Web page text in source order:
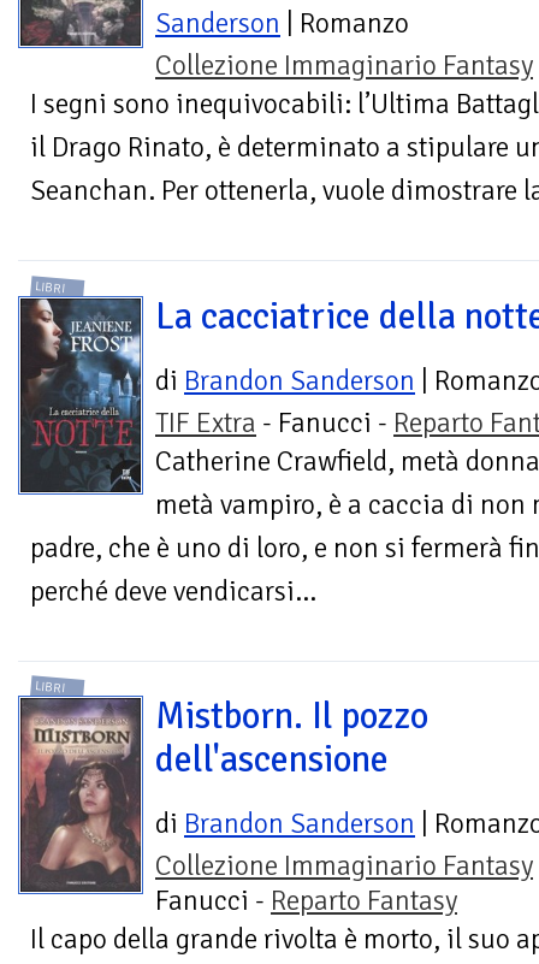
Sanderson | Romanzo
Collezione Immaginario Fantasy
I segni sono inequivocabili: l’Ultima
il Drago Rinato, è determinato a stipulare
Seanchan. Per ottenerla, vuole dimostrare
LIBRI
La cacciatrice della
di Brandon Sanderson |
TIF Extra - Fanucci - Reparto
Catherine Crawfield, metà
metà vampiro, è a caccia di non
padre, che è uno di loro, e non si fermerà
perché deve vendicarsi...
LIBRI
Mistborn. Il pozzo
dell'ascensione
di Brandon Sanderson |
Collezione Immaginario Fantasy
Fanucci - Reparto Fantasy
Il capo della grande rivolta è morto, il suo